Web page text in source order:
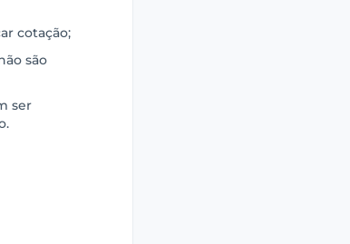
cotação;
são
ser